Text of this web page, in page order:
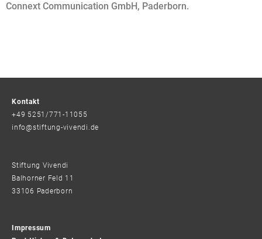
Connext Communication GmbH, Paderborn.
Kontakt
+49 5251/771-11055
info@stiftung-vivendi.de
Stiftung Vivendi
Balhorner Feld 11
33106 Paderborn
Impressum